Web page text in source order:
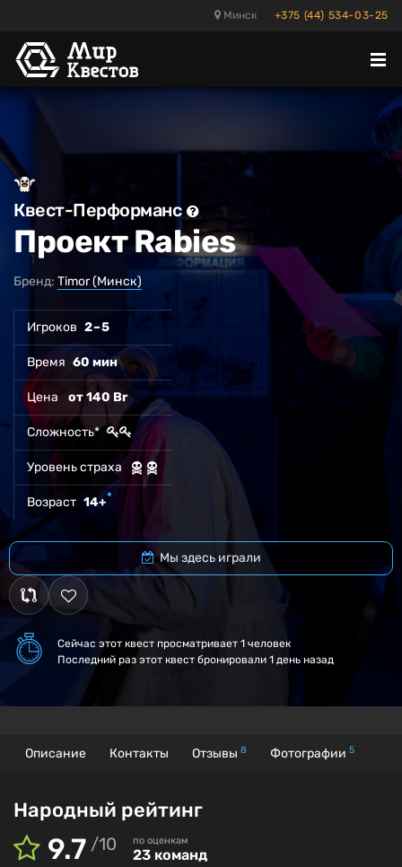
Минск +375 (44) 534-03-25
Квест-Перформанс
Проект Rabies
Бренд: Timor (Минск)
Игроков 2 – 5
Время 60 мин
Цена от 140 Br
Сложность*
Уровень страха
Возраст 14+*
Мы здесь играли
Сейчас этот квест просматривает 1 человек
Последний раз этот квест бронировали 1 день назад
Описание Контакты Отзывы 8 Фотографии 5
Народный рейтинг
9.7 /10 по оценкам
23 команд